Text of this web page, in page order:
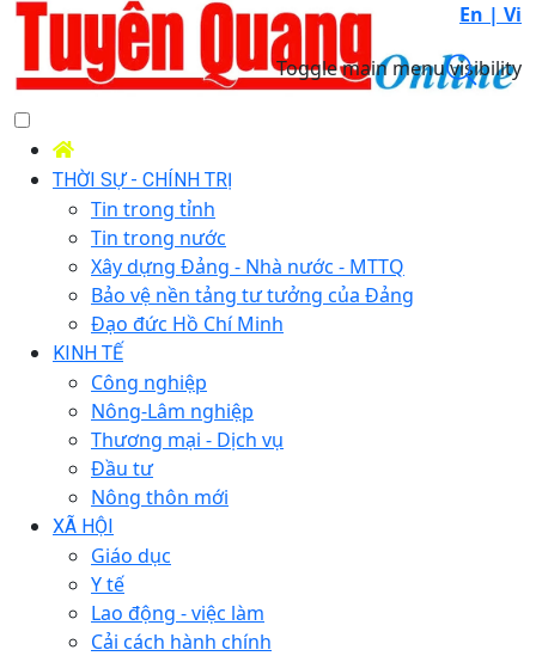
En | Vi
Toggle main menu visibility
THỜI SỰ - CHÍNH TRỊ
Tin trong tỉnh
Tin trong nước
Xây dựng Đảng - Nhà nước - MTTQ
Bảo vệ nền tảng tư tưởng của Đảng
Đạo đức Hồ Chí Minh
KINH TẾ
Công nghiệp
Nông-Lâm nghiệp
Thương mại - Dịch vụ
Đầu tư
Nông thôn mới
XÃ HỘI
Giáo dục
Y tế
Lao động - việc làm
Cải cách hành chính